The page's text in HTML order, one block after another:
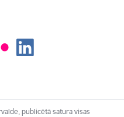
publicētā satura visas